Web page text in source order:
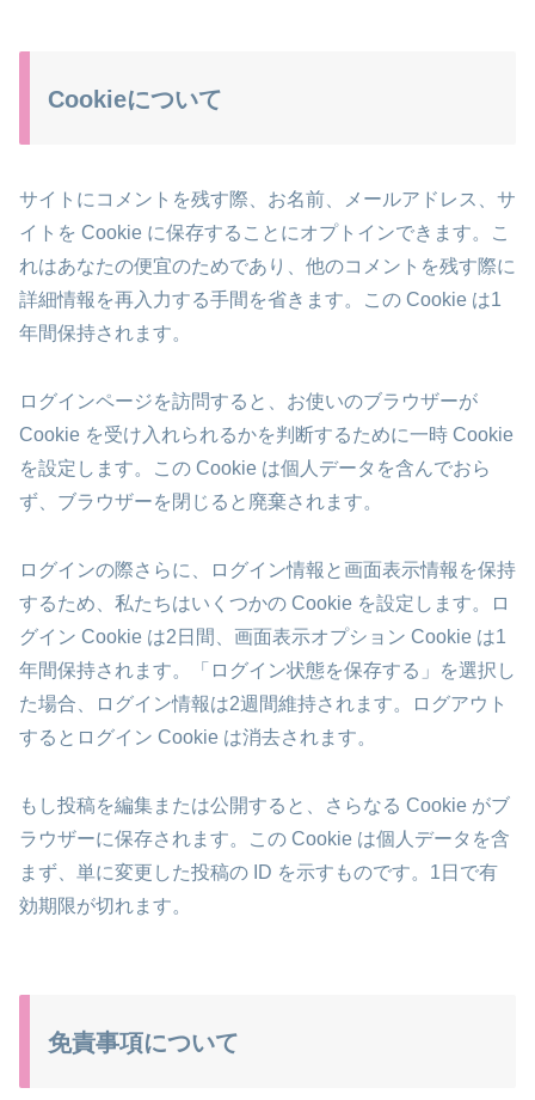
Cookieについて
サイトにコメントを残す際、お名前、メールアドレス、サ
イトを Cookie に保存することにオプトインできます。こ
れはあなたの便宜のためであり、他のコメントを残す際に
詳細情報を再入力する手間を省きます。この Cookie は1
年間保持されます。
ログインページを訪問すると、お使いのブラウザーが
Cookie を受け入れられるかを判断するために一時 Cookie
を設定します。この Cookie は個人データを含んでおら
ず、ブラウザーを閉じると廃棄されます。
ログインの際さらに、ログイン情報と画面表示情報を保持
するため、私たちはいくつかの Cookie を設定します。ロ
グイン Cookie は2日間、画面表示オプション Cookie は1
年間保持されます。「ログイン状態を保存する」を選択し
た場合、ログイン情報は2週間維持されます。ログアウト
するとログイン Cookie は消去されます。
もし投稿を編集または公開すると、さらなる Cookie がブ
ラウザーに保存されます。この Cookie は個人データを含
まず、単に変更した投稿の ID を示すものです。1日で有
効期限が切れます。
免責事項について